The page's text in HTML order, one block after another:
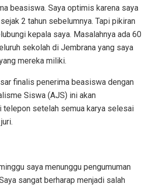
beasiswa. Saya optimis karena saya
2 tahun sebelumnya. Tapi pikiran
kepala saya. Masalahnya ada 60
sekolah di Jembrana yang saya
mereka miliki.
finalis penerima beasiswa dengan
Siswa (AJS) ini akan
telepon setelah semua karya selesai
saya menunggu pengumuman
sangat berharap menjadi salah